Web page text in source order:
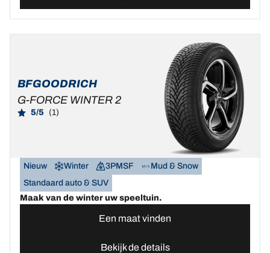
BFGOODRICH
G-FORCE WINTER 2
5/5 (1)
Nieuw Winter 3PMSF
Mud & Snow
Standaard auto & SUV
Maak van de winter uw speeltuin.
Een maat vinden
Bekijk de details